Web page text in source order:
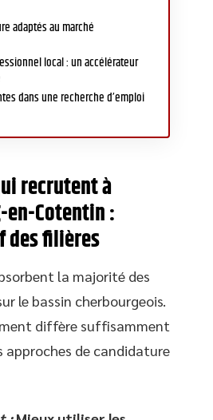
adaptés au marché
local : un accélérateur
dans une recherche d’emploi
recrutent à
en-Cotentin :
des filières
la majorité des
le bassin cherbourgeois.
diffère suffisamment
approches de candidature